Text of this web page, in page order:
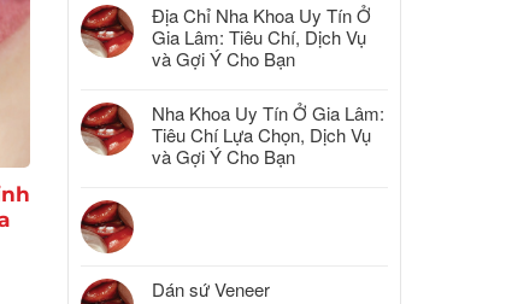
Địa Chỉ Nha Khoa Uy Tín Ở
Gia Lâm: Tiêu Chí, Dịch Vụ
và Gợi Ý Cho Bạn
Nha Khoa Uy Tín Ở Gia Lâm:
Tiêu Chí Lựa Chọn, Dịch Vụ
và Gợi Ý Cho Bạn
Dán sứ Veneer